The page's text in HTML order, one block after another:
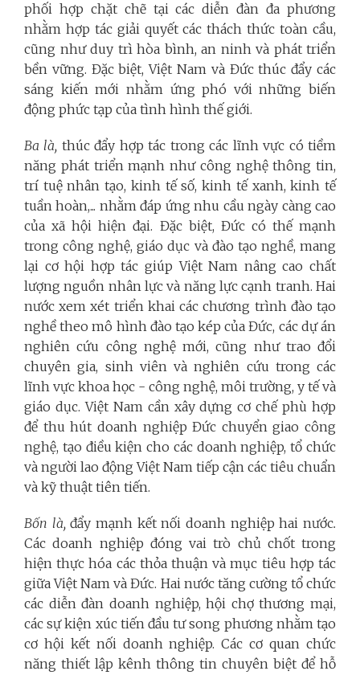
phối hợp chặt chẽ tại các diễn đàn đa phương
nhằm hợp tác giải quyết các thách thức toàn cầu,
cũng như duy trì hòa bình, an ninh và phát triển
bền vững. Đặc biệt, Việt Nam và Đức thúc đẩy các
sáng kiến mới nhằm ứng phó với những biến
động phức tạp của tình hình thế giới.
Ba là, thúc đẩy hợp tác trong các lĩnh vực có tiềm
năng phát triển mạnh như công nghệ thông tin,
trí tuệ nhân tạo, kinh tế số, kinh tế xanh, kinh tế
tuần hoàn,... nhằm đáp ứng nhu cầu ngày càng cao
của xã hội hiện đại. Đặc biệt, Đức có thế mạnh
trong công nghệ, giáo dục và đào tạo nghề, mang
lại cơ hội hợp tác giúp Việt Nam nâng cao chất
lượng nguồn nhân lực và năng lực cạnh tranh. Hai
nước xem xét triển khai các chương trình đào tạo
nghề theo mô hình đào tạo kép của Đức, các dự án
nghiên cứu công nghệ mới, cũng như trao đổi
chuyên gia, sinh viên và nghiên cứu trong các
lĩnh vực khoa học - công nghệ, môi trường, y tế và
giáo dục. Việt Nam cần xây dựng cơ chế phù hợp
để thu hút doanh nghiệp Đức chuyển giao công
nghệ, tạo điều kiện cho các doanh nghiệp, tổ chức
và người lao động Việt Nam tiếp cận các tiêu chuẩn
và kỹ thuật tiên tiến.
Bốn là,đẩy mạnh kết nối doanh nghiệp hai nước.
Các doanh nghiệp đóng vai trò chủ chốt trong
hiện thực hóa các thỏa thuận và mục tiêu hợp tác
giữa Việt Nam và Đức. Hai nước tăng cường tổ chức
các diễn đàn doanh nghiệp, hội chợ thương mại,
các sự kiện xúc tiến đầu tư song phương nhằm tạo
cơ hội kết nối doanh nghiệp. Các cơ quan chức
năng thiết lập kênh thông tin chuyên biệt để hỗ